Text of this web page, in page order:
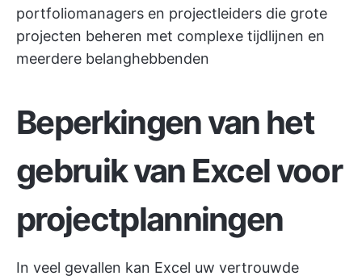
portfoliomanagers en projectleiders die grote
projecten beheren met complexe tijdlijnen en
meerdere belanghebbenden
Beperkingen van het
gebruik van Excel voor
projectplanningen
In veel gevallen kan Excel uw vertrouwde